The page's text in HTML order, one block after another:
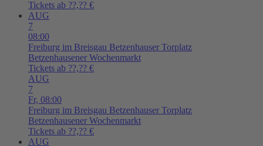
Tickets ab ??,?? €
AUG
7
08:00
Freiburg im Breisgau Betzenhauser Torplatz
Betzenhausener Wochenmarkt
Tickets ab ??,?? €
AUG
7
Fr, 08:00
Freiburg im Breisgau Betzenhauser Torplatz
Betzenhausener Wochenmarkt
Tickets ab ??,?? €
AUG